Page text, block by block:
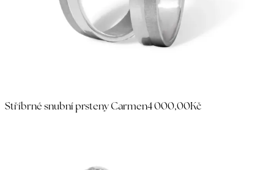
Stříbrné snubní prsteny Carmen4 000,00Kč